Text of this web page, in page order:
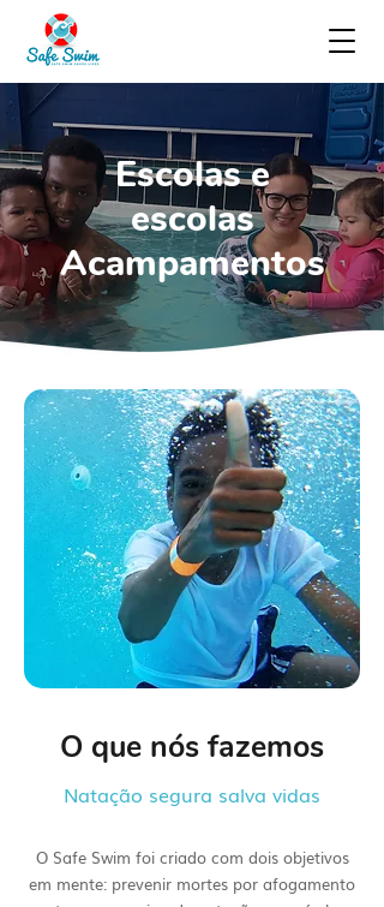
Escolas e
escolas
Acampamentos
O que nós fazemos
Natação segura salva vidas
O Safe Swim foi criado com dois objetivos
em mente: prevenir mortes por afogamento